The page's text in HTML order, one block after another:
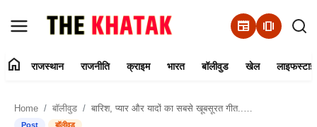
newspaper amp_stories
home राजस्थान राजनीति क्राइम भारत बॉलीवुड खेल
Home बॉलीवुड बारिश, प्यार और यादों का सबसे खूबसूरत गीत... क्यों आज भी दिलों पर राज करता है 'रिमझिम गिरे सावन'
Post बॉलीवुड